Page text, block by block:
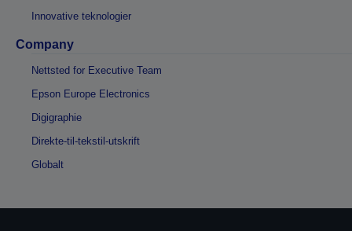
Innovative teknologier
Company
Nettsted for Executive Team
Epson Europe Electronics
Digigraphie
Direkte-til-tekstil-utskrift
Globalt